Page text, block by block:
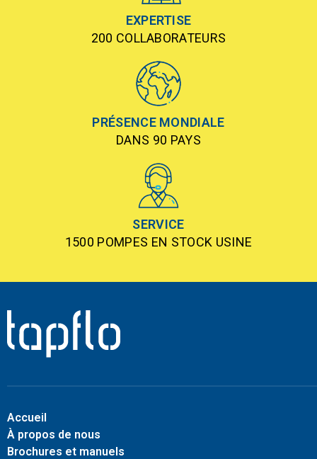
EXPERTISE
200 COLLABORATEURS
PRÉSENCE MONDIALE
DANS 90 PAYS
SERVICE
1500 POMPES EN STOCK USINE
Accueil
À propos de nous
Brochures et manuels